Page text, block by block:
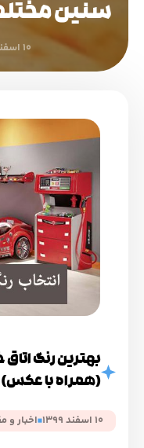
سنین
10 اسفند 1399
بهترین رنگ
(همراه با عکس)
10 اسفند 1399 اخبار و